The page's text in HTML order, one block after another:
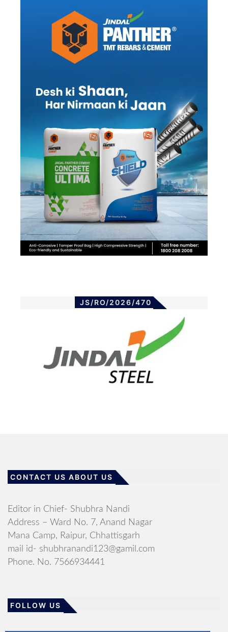
JS/RO/2026/470
CONTACT US ABOUT US
Editor in Chief- Shubhra Nandi
Address – Ward No. 7, Anand Nagar
Mana Camp, Raipur, Chhattisgarh
mail id- shubhranandi123@gamil.com
Phone. No. 7566934441
FOLLOW US